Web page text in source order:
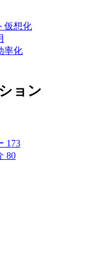
仮想化
率化
ョン
173
80